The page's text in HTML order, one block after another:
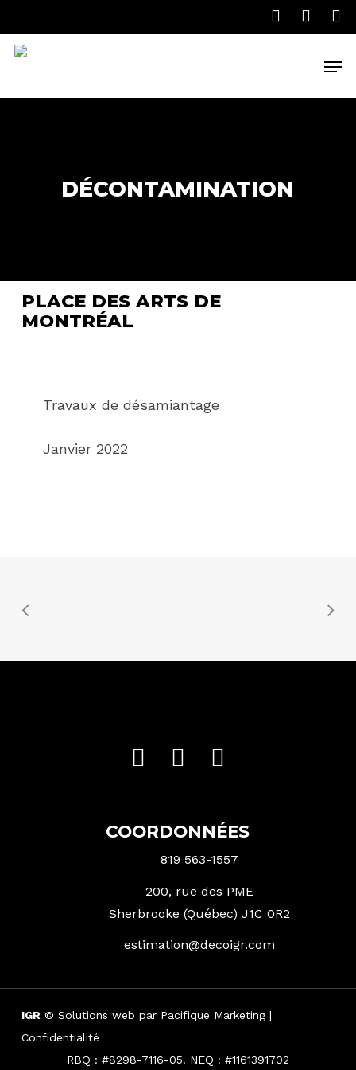
to
main
DÉCONTAMINATION
PLACE DES ARTS DE
MONTRÉAL
Travaux de désamiantage
Janvier 2022
COORDONNÉES
819 563-1557
200, rue des PME
Sherbrooke (Québec) J1C 0R2
estimation@decoigr.com
IGR © Solutions web par Pacifique Marketing|
Confidentialité
RBQ : #8298-7116-05. NEQ : #1161391702